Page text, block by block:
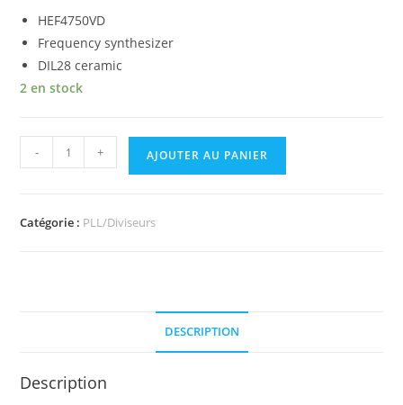
HEF4750VD
Frequency synthesizer
DIL28 ceramic
2 en stock
quantité
de
- + AJOUTER AU PANIER
Catégorie : PLL/Diviseurs
DESCRIPTION
Description